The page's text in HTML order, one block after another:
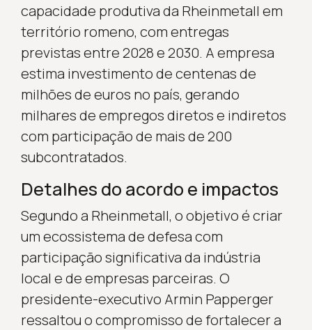
capacidade produtiva da Rheinmetall em
território romeno, com entregas
previstas entre 2028 e 2030. A empresa
estima investimento de centenas de
milhões de euros no país, gerando
milhares de empregos diretos e indiretos
com participação de mais de 200
subcontratados.
Detalhes do acordo e impactos
Segundo a Rheinmetall, o objetivo é criar
um ecossistema de defesa com
participação significativa da indústria
local e de empresas parceiras. O
presidente-executivo Armin Papperger
ressaltou o compromisso de fortalecer a